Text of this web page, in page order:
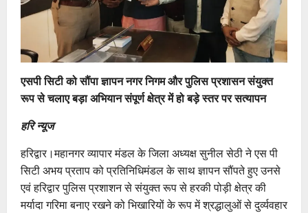
एसपी सिटी को सौंपा ज्ञापन नगर निगम और पुलिस प्रशासन संयुक्त
रूप से चलाए बड़ा अभियान संपूर्ण क्षेत्र में हो बड़े स्तर पर सत्यापन
हरि न्यूज
हरिद्वार।महानगर व्यापार मंडल के जिला अध्यक्ष सुनील सेठी ने एस पी
सिटी अभय प्रताप को प्रतिनिधिमंडल के साथ ज्ञापन सौंपते हुए उनसे
एवं हरिद्वार पुलिस प्रशाशन से संयुक्त रूप से हरकी पोड़ी क्षेत्र की
मर्यादा गरिमा बनाए रखने को भिखारियों के रूप में श्रद्धालुओं से दुर्व्यवहार